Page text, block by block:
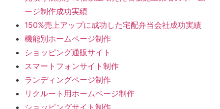
ージ制作成功実績
150%売上アップに成功した宅配弁当会社成功実績
機能別ホームページ制作
ショッピング通販サイト
スマートフォンサイト制作
ランディングページ制作
リクルート用ホームページ制作